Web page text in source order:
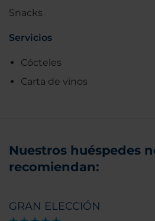
Snacks
Servicios
Cócteles
Carta de vinos
Nuestros huéspedes
recomiendan:
GRAN ELECCIÓN